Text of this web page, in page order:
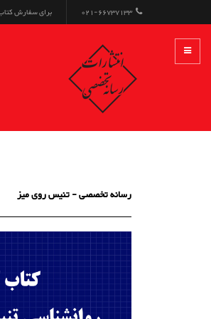
021-66737133 برای سفارش
رسانه تخصصی - تنیس روی میز